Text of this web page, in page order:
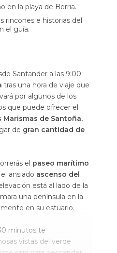
en la playa de Berria.
rincones e historias del
el guía.
Santander a las 9:00
tras una hora de viaje que
por algunos de los
que puede ofrecer el
Marismas de Santoña,
de gran cantidad de
el paseo marítimo
ansiado ascenso del
está al lado de la
una península en la
en su estuario.
minutos te
vistas del verde